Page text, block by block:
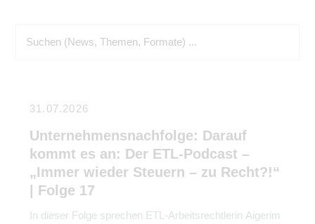
31.07.2026
Unternehmensnachfolge: Darauf
kommt es an: Der ETL-Podcast –
„Immer wieder Steuern – zu Recht?!“
| Folge 17
In dieser Folge sprechen ETL-Arbeitsrechtlerin Aigerim